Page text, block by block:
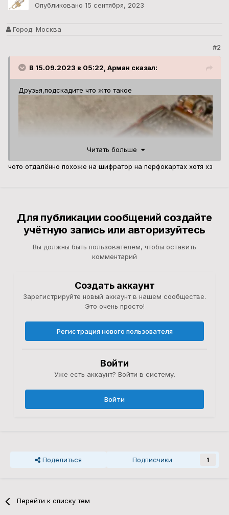
Опубликовано 15 сентября, 2023
Город: Москва
#2
В 15.09.2023 в 05:22, Арман сказал:
Друзья,подскадите что жто такое
Читать больше
чото отдалённо похоже на шифратор на перфокартах хотя хз
Для публикации сообщений создайте
учётную запись или авторизуйтесь
Вы должны быть пользователем, чтобы оставить
комментарий
Создать аккаунт
Зарегистрируйте новый аккаунт в нашем сообществе.
Это очень просто!
Регистрация нового пользователя
Войти
Уже есть аккаунт? Войти в систему.
Войти
Поделиться Подписчики 1
Перейти к списку тем